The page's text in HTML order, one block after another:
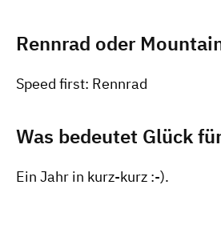
Rennrad oder
Speed first: Rennrad
Was bedeutet Glück
Ein Jahr in kurz-kurz :-).